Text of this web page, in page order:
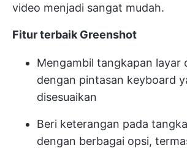
video menjadi sangat mudah.
Fitur terbaik Greenshot
Mengambil tangkapan layar
dengan pintasan keyboard
disesuaikan
Beri keterangan pada
dengan berbagai opsi,